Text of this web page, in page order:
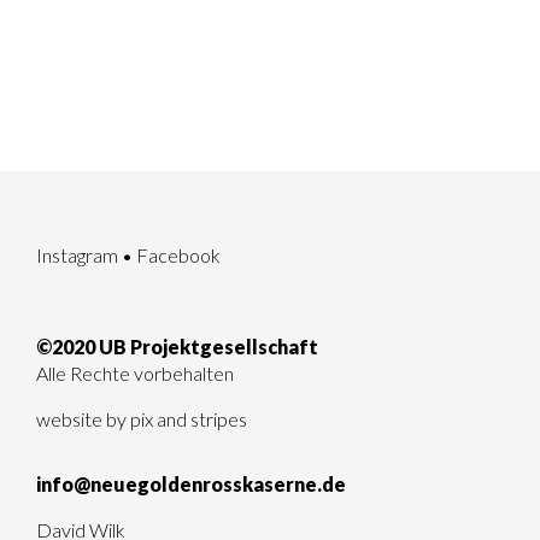
Instagram • Facebook
©2020 UB Projektgesellschaft
Alle Rechte vorbehalten
website by pix and stripes
info@neuegoldenrosskaserne.de
David Wilk